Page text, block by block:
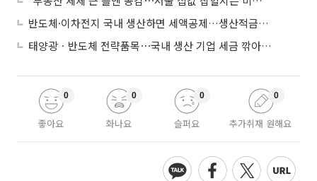
반도체·이차전지 국내 생산하면 세액공제…생산적금융 ISA 신설
태양광ㆍ반도체 전략품목⋯국내 생산 기업 세금 깎아준다
좋아요
0
화나요
0
슬퍼요
0
추가취재 원해요
0